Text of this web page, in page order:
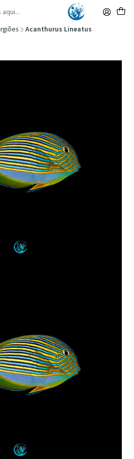
desde 149,90€ (Envio extresso: 14,90€)
Ler mais
Acanthurus Lineatus